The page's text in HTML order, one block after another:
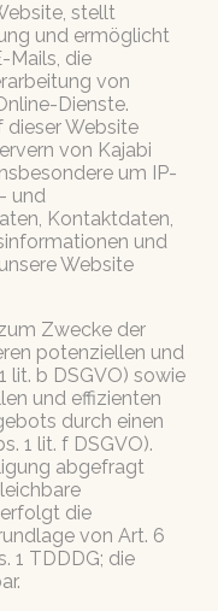
stellt
und ermöglicht
Mails, die
von
Dienste.
dieser Website
von Kajabi
um IP-
und
Kontaktdaten,
und
Website
Zwecke der
potenziellen und
lit. b DSGVO) sowie
und effizienten
durch einen
1 lit. f DSGVO).
abgefragt
die
von Art. 6
1 TDDDG; die